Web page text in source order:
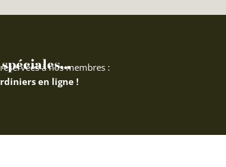
à nos membres :
en ligne !